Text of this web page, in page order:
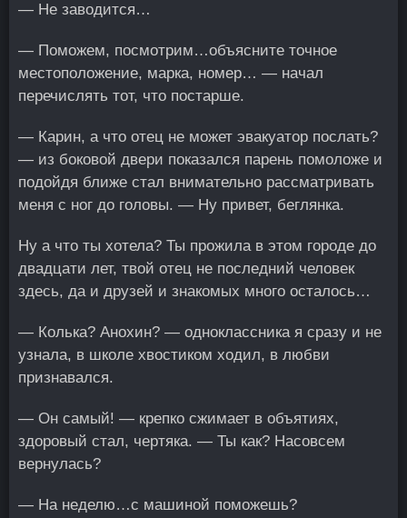
— Не заводится…
— Поможем, посмотрим…объясните точное
местоположение, марка, номер… — начал
перечислять тот, что постарше.
— Карин, а что отец не может эвакуатор послать?
— из боковой двери показался парень помоложе и
подойдя ближе стал внимательно рассматривать
меня с ног до головы. — Ну привет, беглянка.
Ну а что ты хотела? Ты прожила в этом городе до
двадцати лет, твой отец не последний человек
здесь, да и друзей и знакомых много осталось…
— Колька? Анохин? — одноклассника я сразу и не
узнала, в школе хвостиком ходил, в любви
признавался.
— Он самый! — крепко сжимает в объятиях,
здоровый стал, чертяка. — Ты как? Насовсем
вернулась?
— На неделю…с машиной поможешь?